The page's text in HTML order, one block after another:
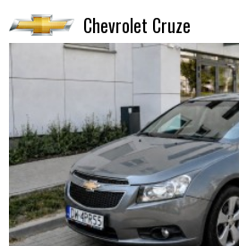
Chevrolet Cruze